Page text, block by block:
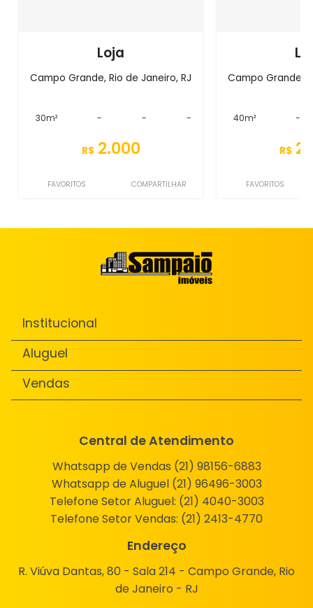
Loja
Campo Grande, Rio de Janeiro, RJ
30m² - - -
R$ 2.000
FAVORITOS COMPARTILHAR
Campo Grande,
40m² -
R$
FAVORITOS
Institucional
Aluguel
Vendas
Central de Atendimento
Whatsapp de Vendas (21) 98156-6883
Whatsapp de Aluguel (21) 96496-3003
Telefone Setor Aluguel: (21) 4040-3003
Telefone Setor Vendas: (21) 2413-4770
Endereço
R. Viúva Dantas, 80 - Sala 214 - Campo Grande, Rio
de Janeiro - RJ